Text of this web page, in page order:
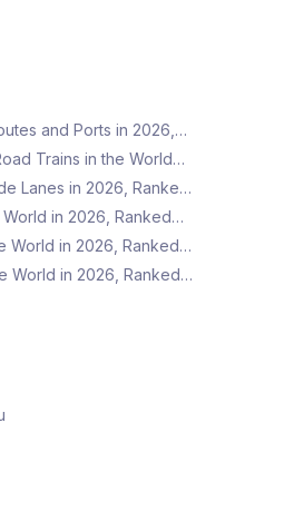
and Ports in 2026,…
Trains in the World…
Lanes in 2026, Ranke…
in 2026, Ranked…
World in 2026, Ranked…
World in 2026, Ranked…